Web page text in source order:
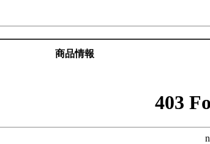
商品情報